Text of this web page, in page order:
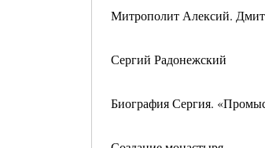
Митрополит Алексий.
Сергий Радонежский
Биография Сергия.